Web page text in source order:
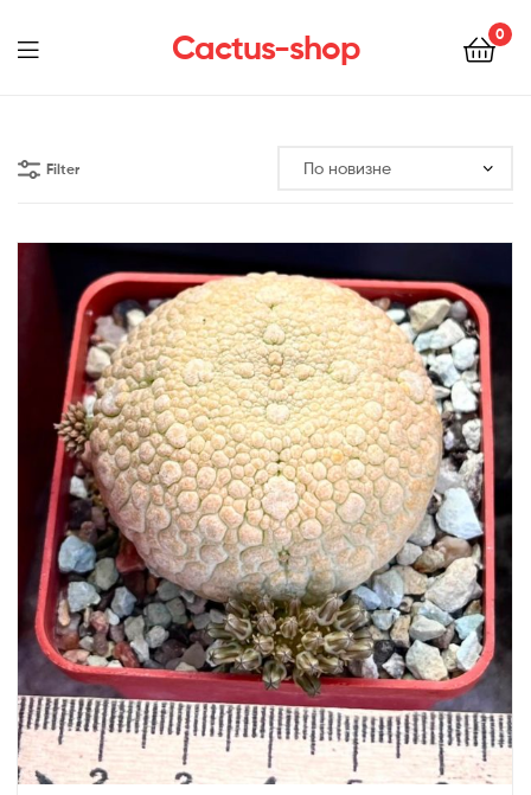
Cactus-shop 0
Menu
Filter